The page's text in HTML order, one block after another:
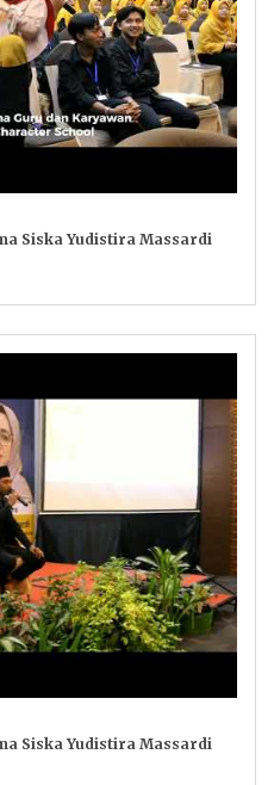
Siska Yudistira Massardi
Siska Yudistira Massardi